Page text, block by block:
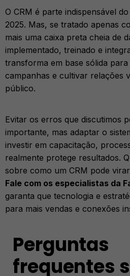
O CRM é parte indispensável
2025. Mas, se tratado apenas
mais uma caixa preta cheia de
implementado, treinado e
transforma em base sólida
campanhas e cultivar relações
público.
Evitar os erros que discutimos
importante, mas adaptar o
investir em capacitação,
realmente protege resultados.
sobre como um CRM pode
Fale com os especialistas da
garanta que tecnologia e
para mais vendas e conexões
Perguntas
frequentes